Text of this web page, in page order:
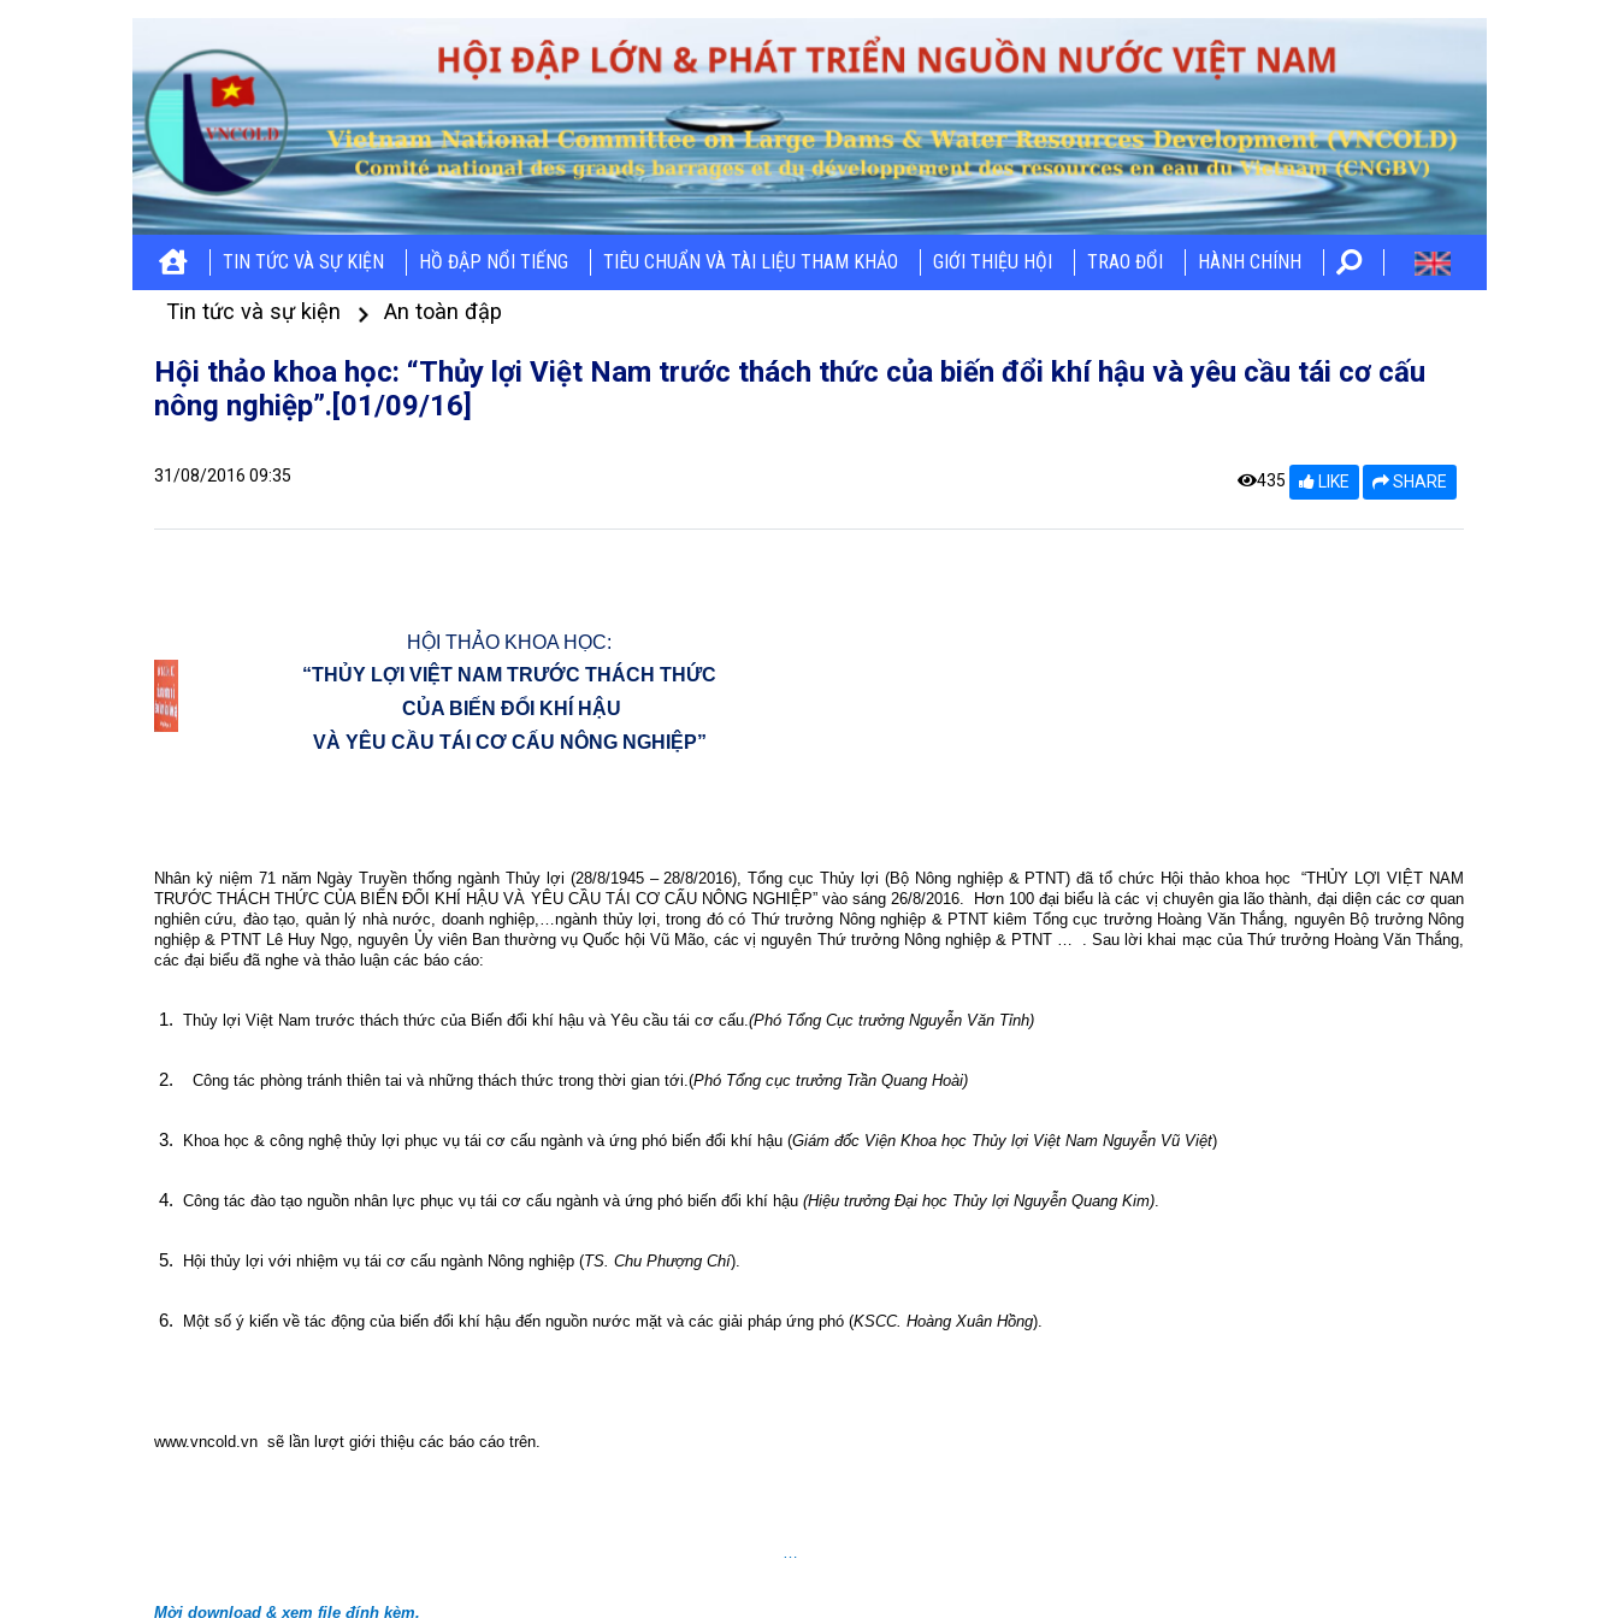
TIN TỨC VÀ SỰ KIỆN HỒ ĐẬP NỔI TIẾNG TIÊU CHUẨN VÀ TÀI LIỆU THAM KHẢO GIỚI THIỆU HỘI TRAO ĐỔI HÀNH CHÍNH
Tin tức và sự kiện An toàn đập
Hội thảo khoa học: “Thủy lợi Việt Nam trước thách thức của biến đổi khí hậu và yêu cầu tái cơ cấu
nông nghiệp”.[01/09/16]
31/08/2016 09:35 435 LIKE SHARE
HỘI THẢO KHOA HỌC:
“THỦY LỢI VIỆT NAM TRƯỚC THÁCH THỨC
CỦA BIẾN ĐỔI KHÍ HẬU
VÀ YÊU CẦU TÁI CƠ CẤU NÔNG NGHIỆP”
Nhân kỷ niệm 71 năm Ngày Truyền thống ngành Thủy lợi (28/8/1945 – 28/8/2016),Tổng cục Thủy lợi (Bộ Nông nghiệp & PTNT) đã tổ chức Hội thảo khoa học
“THỦY LỢI VIỆT NAM
TRƯỚC THÁCH THỨC CỦA BIẾN ĐỔI KHÍ HẬU VÀ YÊU CẦU TÁI CƠ CẤU NÔNG NGHIỆP” vào sáng 26/8/2016.
Hơn 100đại biểu là các vị chuyên gia lão thành, đại diện các cơ quan
nghiên cứu, đào tạo, quản lý nhà nước, doanh nghiệp,…ngành thủy lợi, trong đó có Thứ trưởng Nông nghiệp & PTNT kiêm Tổng cục trưởng Hoàng Văn Thắng, nguyên Bộ trưởng Nông
nghiệp & PTNT Lê Huy Ngọ, nguyên Ủy viên Ban thường vụ Quốc hội Vũ Mão, các vị nguyên Thứ trưởng Nông nghiệp & PTNT …
. Sau lời khai mạc của Thứ trưởng Hoàng Văn Thắng,
các đại biểu đã nghe và thảo luận các báo cáo:
1. Thủy lợi Việt Nam trước thách thức của Biến đổi khí hậu và Yêu cầu tái cơ cấu. (Phó Tổng Cục trưởng Nguyễn Văn Tỉnh)
2. Công tác phòng tránh thiên tai và những thách thức trong thời gian tới.(Phó Tổng cục trưởng Trần Quang Hoài)
3. Khoa học & công nghệ thủy lợi phục vụ tái cơ cấu ngành và ứng phó biến đổi khí hậu (Giám đốc Viện Khoa học Thủy lợi Việt Nam Nguyễn Vũ Việt)
4. Công tác đào tạo nguồn nhân lực phục vụ tái cơ cấu ngành và ứng phó biến đổi khí hậu (Hiệu trưởng Đại học Thủy lợi Nguyễn Quang Kim)
5. Hội thủy lợi với nhiệm vụ tái cơ cấu ngành Nông nghiệp (TS. Chu Phượng Chí).
6. Một số ý kiến về tác động của biến đổi khí hậu đến nguồn nước mặt và các giải pháp ứng phó (KSCC. Hoàng Xuân Hồng)
www.vncold.vn sẽ lần lượt giới thiệu các báo cáo trên.
Mời download & xem file đính kèm.